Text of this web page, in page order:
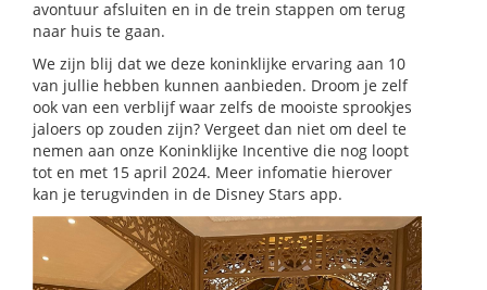
avontuur afsluiten en in de trein stappen om terug
naar huis te gaan.
We zijn blij dat we deze koninklijke ervaring aan 10
van jullie hebben kunnen aanbieden. Droom je zelf
ook van een verblijf waar zelfs de mooiste sprookjes
jaloers op zouden zijn? Vergeet dan niet om deel te
nemen aan onze Koninklijke Incentive die nog loopt
tot en met 15 april 2024. Meer infomatie hierover
kan je terugvinden in de Disney Stars app.